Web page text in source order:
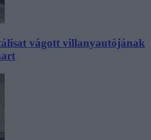
vágott villanyautójának